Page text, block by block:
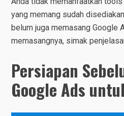
yang memang sudah
belum juga memasang Google
memasangnya, simak
Persiapan
Google Ads